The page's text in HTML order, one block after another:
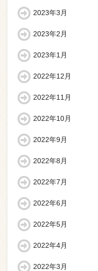
2023年3月
2023年2月
2023年1月
2022年12月
2022年11月
2022年10月
2022年9月
2022年8月
2022年7月
2022年6月
2022年5月
2022年4月
2022年3月